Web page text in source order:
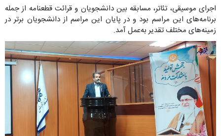
اجرای موسیقی، تئاتر، مسابقه بین دانشجویان و قرائت قطعنامه از جمله
برنامه‌های این مراسم بود و در پایان این مراسم از دانشجویان برتر در
زمینه‌های مختلف تقدیر به‌عمل آمد.